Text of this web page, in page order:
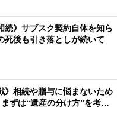
続》サブスク契約自体を知ら
死後も引き落としが続いて
》相続や贈与に悩まないため
ずは“遺産の分け方”を考…